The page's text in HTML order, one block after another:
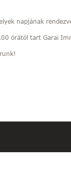
napjának
órától tart Garai